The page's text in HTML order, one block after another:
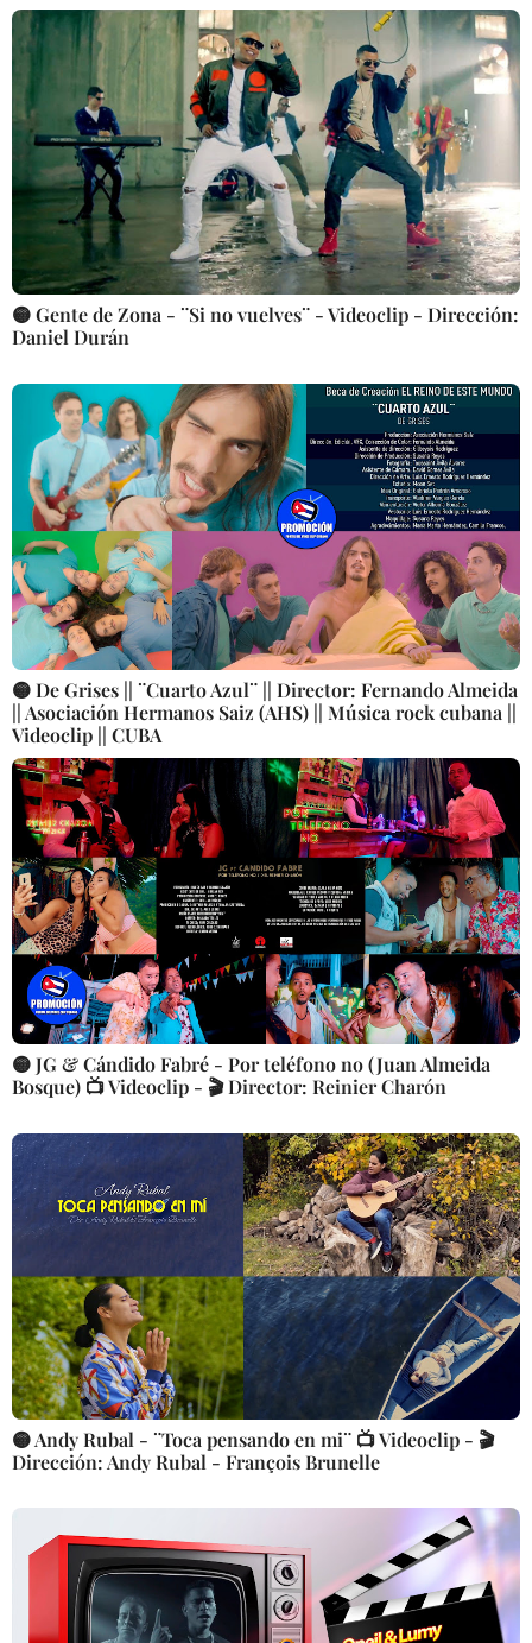
🟡 Gente de Zona - ¨Si no vuelves¨ - Videoclip - Dirección:
Daniel Durán
🟡 De Grises || ¨Cuarto Azul¨ || Director: Fernando Almeida
|| Asociación Hermanos Saiz (AHS) || Música rock cubana ||
Videoclip || CUBA
🟡 JG & Cándido Fabré - Por teléfono no (Juan Almeida
Bosque) 📺 Videoclip - 🎬 Director: Reinier Charón
🟡 Andy Rubal - ¨Toca pensando en mi¨ 📺 Videoclip - 🎬
Dirección: Andy Rubal - François Brunelle